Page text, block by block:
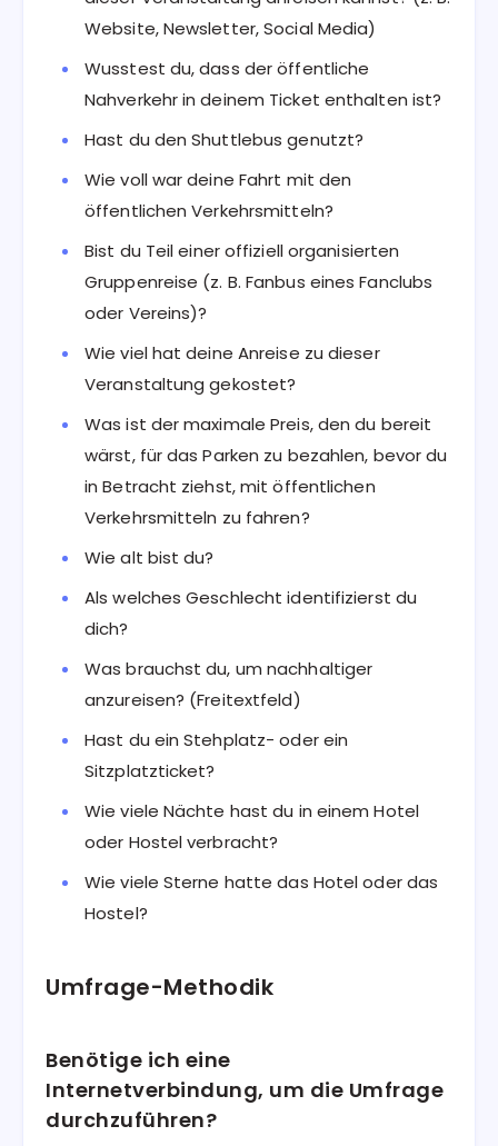
Website, Newsletter, Social Media)
Wusstest du, dass der öffentliche
Nahverkehr in deinem Ticket enthalten ist?
Hast du den Shuttlebus genutzt?
Wie voll war deine Fahrt mit den
öffentlichen Verkehrsmitteln?
Bist du Teil einer offiziell organisierten
Gruppenreise (z. B. Fanbus eines Fanclubs
oder Vereins)?
Wie viel hat deine Anreise zu dieser
Veranstaltung gekostet?
Was ist der maximale Preis, den du bereit
wärst, für das Parken zu bezahlen, bevor du
in Betracht ziehst, mit öffentlichen
Verkehrsmitteln zu fahren?
Wie alt bist du?
Als welches Geschlecht identifizierst du
dich?
Was brauchst du, um nachhaltiger
anzureisen? (Freitextfeld)
Hast du ein Stehplatz- oder ein
Sitzplatzticket?
Wie viele Nächte hast du in einem Hotel
oder Hostel verbracht?
Wie viele Sterne hatte das Hotel oder das
Hostel?
Umfrage-Methodik
Benötige ich eine
Internetverbindung, um die Umfrage
durchzuführen?